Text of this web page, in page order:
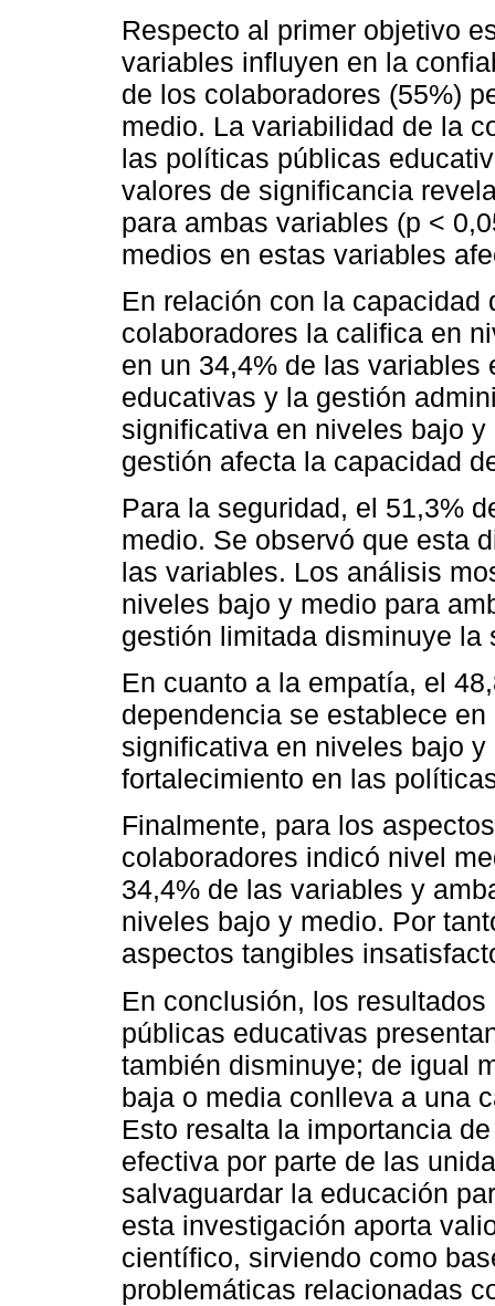
Respecto al primer objetivo
variables influyen en la
de los colaboradores (55%)
medio. La variabilidad de la
las políticas públicas
valores de significancia
para ambas variables (p <
medios en estas variables
En relación con la capacidad
colaboradores la califica en
en un 34,4% de las
educativas y la gestión
significativa en niveles bajo
gestión afecta la capacidad
Para la seguridad, el 51,3%
medio. Se observó que esta
las variables. Los análisis
niveles bajo y medio para
gestión limitada disminuye la
En cuanto a la empatía, el
dependencia se establece
significativa en niveles bajo
fortalecimiento en las
Finalmente, para los
colaboradores indicó nivel
34,4% de las variables y
niveles bajo y medio. Por
aspectos tangibles
En conclusión, los
públicas educativas
también disminuye; de igual
baja o media conlleva a una
Esto resalta la importancia
efectiva por parte de las
salvaguardar la educación
esta investigación aporta
científico, sirviendo como
problemáticas relacionadas